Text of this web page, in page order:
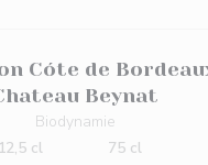
Cóte de
Beynat
Biodynamie
12,5 cl
75 cl